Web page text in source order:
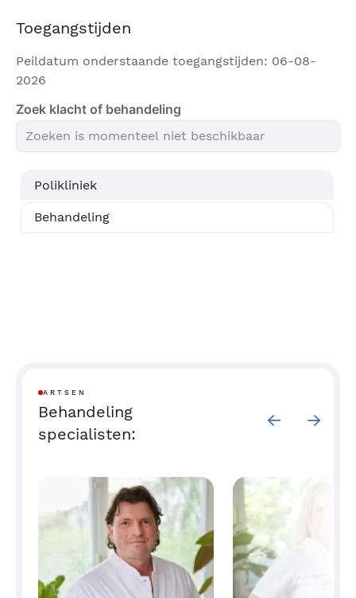
Toegangstijden
Peildatum onderstaande toegangstijden: 06-08-
2026
Zoek klacht of behandeling
Polikliniek
Behandeling
ARTSEN
Behandeling
specialisten: